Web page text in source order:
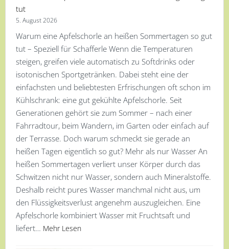
tut
5. August 2026
Warum eine Apfelschorle an heißen Sommertagen so gut
tut – Speziell für Schafferle Wenn die Temperaturen
steigen, greifen viele automatisch zu Softdrinks oder
isotonischen Sportgetränken. Dabei steht eine der
einfachsten und beliebtesten Erfrischungen oft schon im
Kühlschrank: eine gut gekühlte Apfelschorle. Seit
Generationen gehört sie zum Sommer – nach einer
Fahrradtour, beim Wandern, im Garten oder einfach auf
der Terrasse. Doch warum schmeckt sie gerade an
heißen Tagen eigentlich so gut? Mehr als nur Wasser An
heißen Sommertagen verliert unser Körper durch das
Schwitzen nicht nur Wasser, sondern auch Mineralstoffe.
Deshalb reicht pures Wasser manchmal nicht aus, um
den Flüssigkeitsverlust angenehm auszugleichen. Eine
Apfelschorle kombiniert Wasser mit Fruchtsaft und
liefert… Mehr Lesen